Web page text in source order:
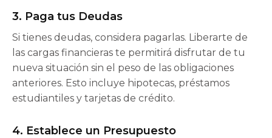
3. Paga tus Deudas
Si tienes deudas, considera pagarlas. Liberarte de
las cargas financieras te permitirá disfrutar de tu
nueva situación sin el peso de las obligaciones
anteriores. Esto incluye hipotecas, préstamos
estudiantiles y tarjetas de crédito.
4. Establece un Presupuesto